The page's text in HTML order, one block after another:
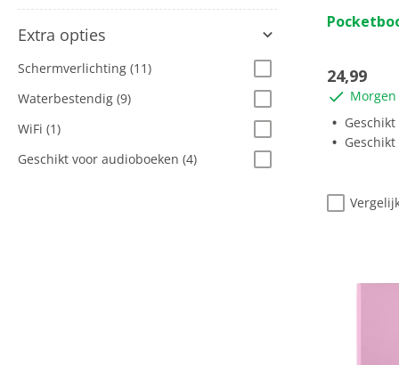
Extra opties
Schermverlichting (11)
Waterbestendig (9)
WiFi (1)
Geschikt voor audioboeken (4)
van
sterren.
24,99
Geschikt